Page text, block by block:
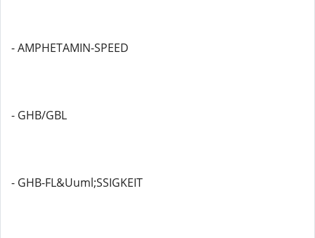
- AMPHETAMIN-SPEED
- GHB/GBL
- GHB-FL&Uuml;SSIGKEIT